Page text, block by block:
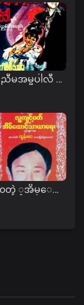
ကိုကိုဗိမ္ဗိသာရညီမအမ္ဗပါလီ ဇာတ်လမ်း
02 လူ ့က်င့္၀တ္နဲ ့အိမ္ေထာင္ေရး (B).mp3